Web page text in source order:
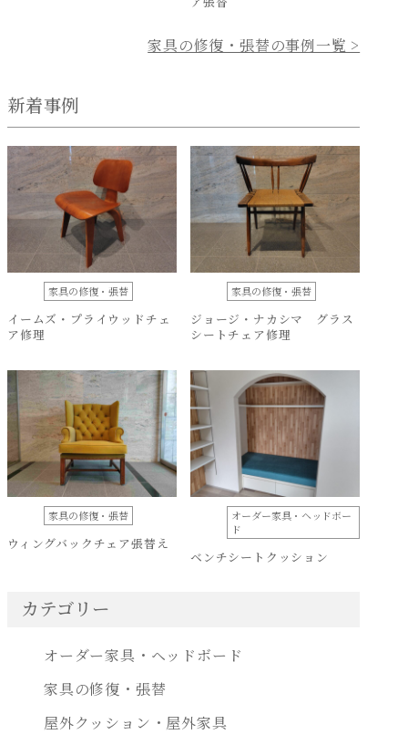
家具の修復・張替の事例一覧 >
新着事例
家具の修復・張替
イームズ・プライウッドチェ
ア修理
家具の修復・張替
ジョージ・ナカシマ グラス
シートチェア修理
家具の修復・張替
ウィングバックチェア張替え
オーダー家具・ヘッドボー
ド
ベンチシートクッション
カテゴリー
オーダー家具・ヘッドボード
家具の修復・張替
屋外クッション・屋外家具